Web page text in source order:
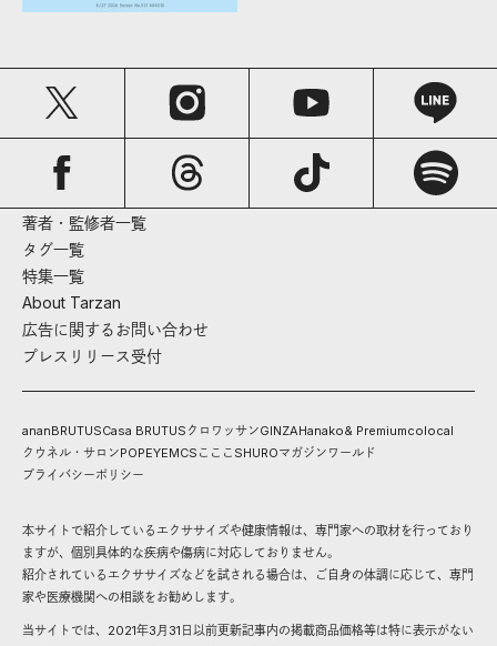
著者・監修者一覧
タグ一覧
特集一覧
About Tarzan
広告に関するお問い合わせ
プレスリリース受付
ananBRUTUSCasa BRUTUS クロワッサンGINZAHanako& Premiumcolocal
クウネル・サロンPOPEYEMCS こここ SHUROマガジンワールド
プライバシーポリシー
本サイトで紹介しているエクササイズや健康情報は、専門家への取材を行っており
ますが、個別具体的な疾病や傷病に対応しておりません。
紹介されているエクササイズなどを試される場合は、ご自身の体調に応じて、専門
家や医療機関への相談をお勧めします。
当サイトでは、2021年3月31日以前更新記事内の掲載商品価格等は特に表示がない